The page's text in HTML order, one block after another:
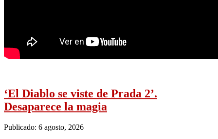
‘El Diablo se viste de Prada 2’.
Desaparece la magia
Publicado: 6 agosto, 2026